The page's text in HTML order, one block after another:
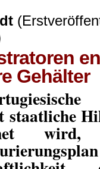
Gehälter
staatliche